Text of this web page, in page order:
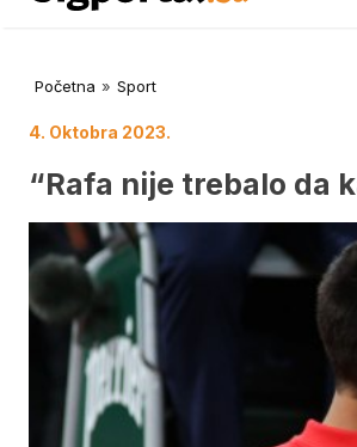
Početna » Sport
4. Oktobra 2023.
“Rafa nije trebalo da